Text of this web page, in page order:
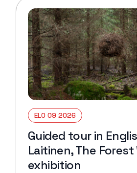
ELO 09 2026
Guided tour in
Laitinen, The Forest
exhibition